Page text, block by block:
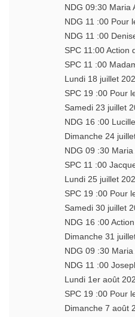
NDG 09:30 Maria
NDG 11 :00 Pour
NDG 11 :00
SPC 11:00 Action
SPC 11 :00
Lundi 18 juillet
SPC 19 :00 Pour
Samedi 23 juillet
NDG 16 :00
Dimanche 24
NDG 09 :30
SPC 11 :00
Lundi 25 juillet
SPC 19 :00
Samedi 30 juillet
NDG 16 :00
Dimanche 31
NDG 09 :30
NDG 11 :00
Lundi 1er août
SPC 19 :00
Dimanche